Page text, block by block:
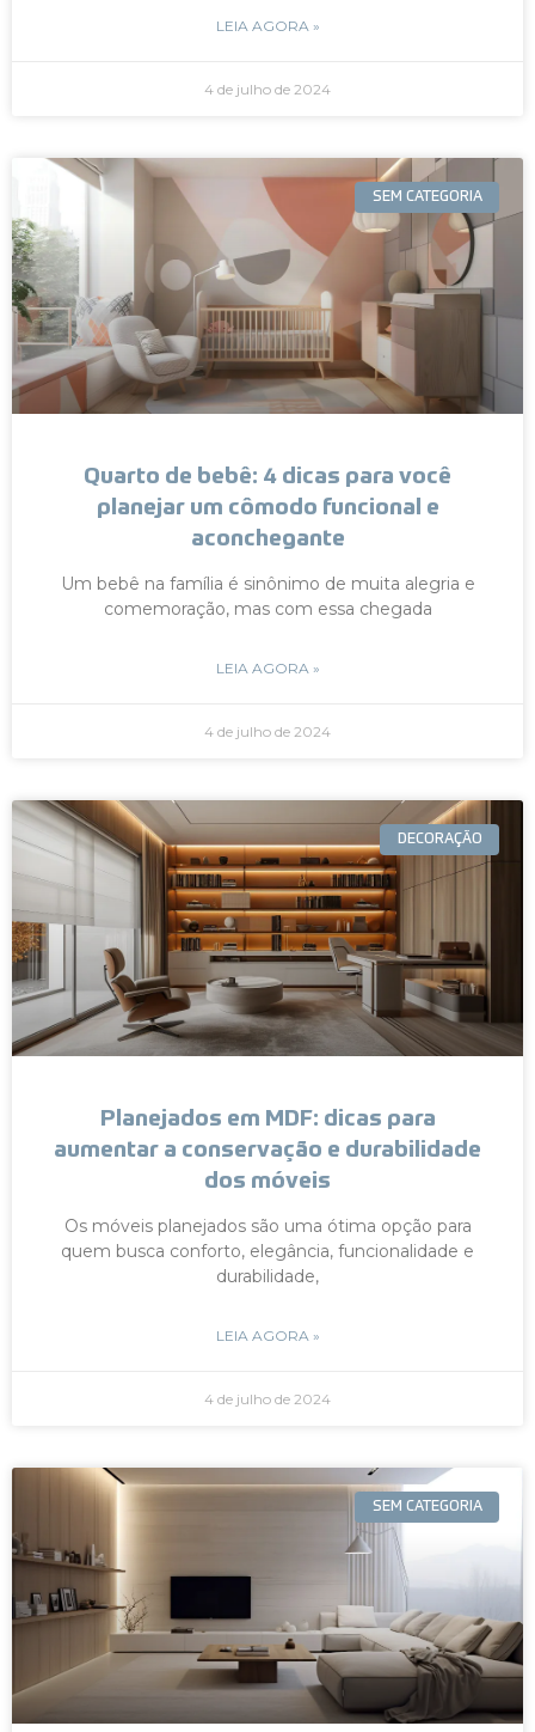
LEIA AGORA »
4 de julho de 2024
SEM CATEGORIA
Quarto de bebê: 4 dicas para você
planejar um cômodo funcional e
aconchegante
Um bebê na família é sinônimo de muita alegria e
comemoração, mas com essa chegada
LEIA AGORA »
4 de julho de 2024
DECORAÇÃO
Planejados em MDF: dicas para
aumentar a conservação e durabilidade
dos móveis
Os móveis planejados são uma ótima opção para
quem busca conforto, elegância, funcionalidade e
durabilidade,
LEIA AGORA »
4 de julho de 2024
SEM CATEGORIA